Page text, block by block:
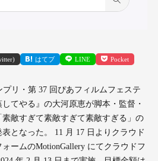
はてブ LINE Pocket
リ・第 37 回ぴあフィルムフェステ
てやる』の大河原恵が脚本・監督・
敵すぎて素敵すぎて素敵すぎる」の
となった。 11 月 17 日よりクラウド
ームのMotionGallery にてクラウドフ